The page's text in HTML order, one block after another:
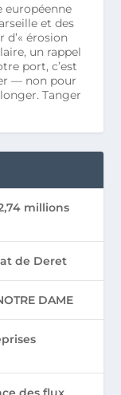
européenne
et des
érosion
un rappel
port, c’est
— non pour
Tanger
millions
de Deret
DAME